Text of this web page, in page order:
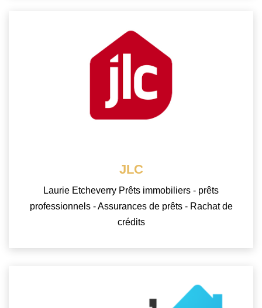
JLC
Laurie Etcheverry Prêts immobiliers - prêts
professionnels - Assurances de prêts - Rachat de
crédits